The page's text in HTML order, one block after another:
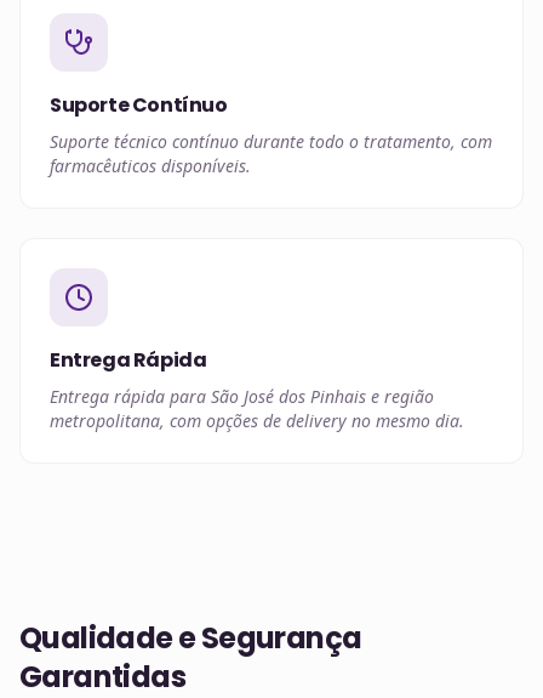
Suporte Contínuo
Suporte técnico contínuo durante todo o tratamento, com
farmacêuticos disponíveis.
Entrega Rápida
Entrega rápida para São José dos Pinhais e região
metropolitana, com opções de delivery no mesmo dia.
Qualidade e Segurança
Garantidas